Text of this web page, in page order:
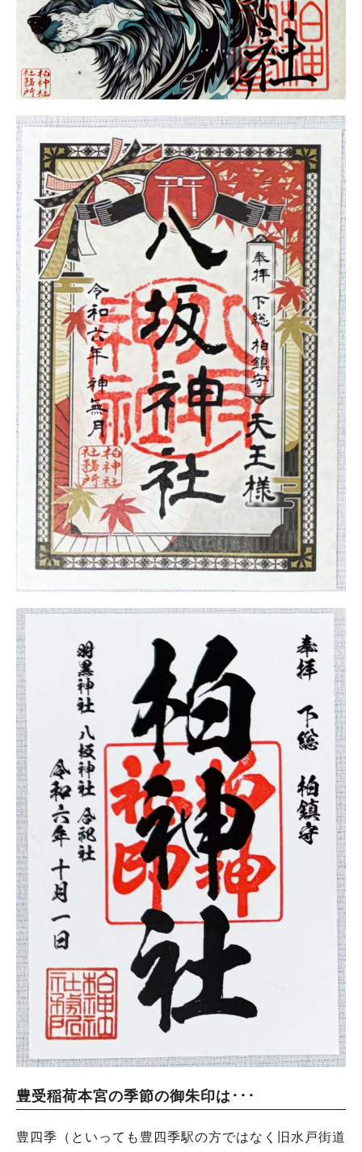
豊受稲荷本宮の季節の御朱印は･･･
豊四季（といっても豊四季駅の方ではなく旧水戸街道